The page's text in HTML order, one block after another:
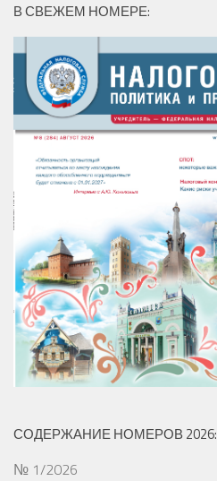
В СВЕЖЕМ НОМЕРЕ:
СОДЕРЖАНИЕ НОМЕРОВ 2026:
№ 1/2026